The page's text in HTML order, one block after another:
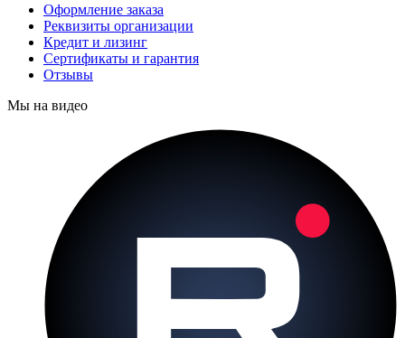
Оформление заказа
Реквизиты организации
Кредит и лизинг
Сертификаты и гарантия
Отзывы
Мы на видео